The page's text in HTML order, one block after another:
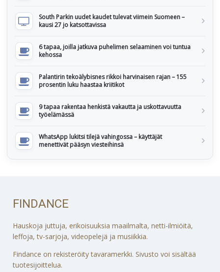
South Parkin uudet kaudet tulevat viimein Suomeen –
kausi 27 jo katsottavissa
6 tapaa, joilla jatkuva puhelimen selaaminen voi tuntua
kehossa
Palantirin tekoälybisnes rikkoi harvinaisen rajan – 155
prosentin luku haastaa kriitikot
9 tapaa rakentaa henkistä vakautta ja uskottavuutta
työelämässä
WhatsApp lukitsi tilejä vahingossa – käyttäjät
menettivät pääsyn viesteihinsä
FINDANCE
Hauskoja juttuja, erikoisuuksia maailmalta, netti-ilmiöitä,
leffoja, tv-sarjoja, videopelejä ja musiikkia.
Findance on rekisteröity tavaramerkki. Sivusto voi sisältää
tuotesijoittelua.